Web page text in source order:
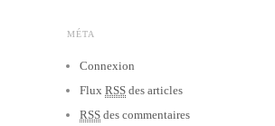
MÉTA
Connexion
Flux RSS des articles
RSS des commentaires